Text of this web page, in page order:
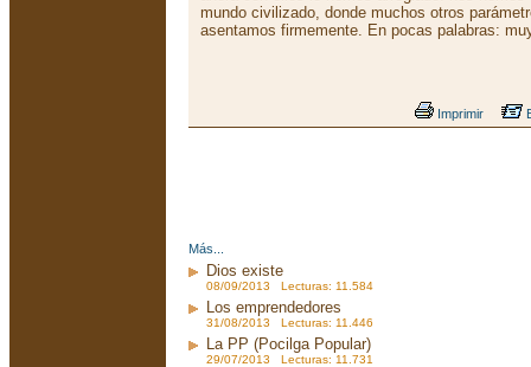
mundo civilizado, donde muchos otros
asentamos firmemente. En pocas palabras:
Imprimir
Más...
Dios existe
08/09/2013 Lecturas: 11.584
Los emprendedores
31/08/2013 Lecturas: 11.446
La PP (Pocilga Popular)
29/07/2013 Lecturas: 11.731